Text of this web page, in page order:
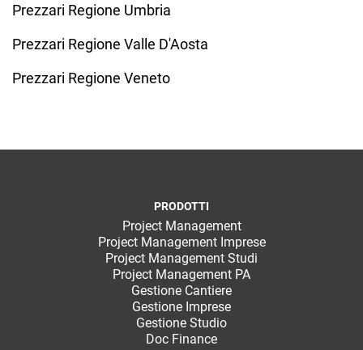
Prezzari Regione Umbria
Prezzari Regione Valle D'Aosta
Prezzari Regione Veneto
PRODOTTI
Project Management
Project Management Imprese
Project Management Studi
Project Management PA
Gestione Cantiere
Gestione Imprese
Gestione Studio
Doc Finance